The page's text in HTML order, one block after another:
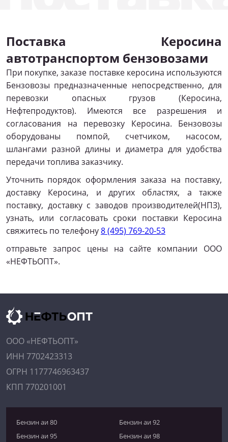
Поставка Керосина
автотранспортом бензовозами
При покупке, заказе поставке керосина используются
Бензовозы предназначенные непосредственно, для
перевозки опасных грузов (Керосина,
Нефтепродуктов). Имеются все разрешения и
согласования на перевозку Керосина. Бензовозы
оборудованы помпой, счетчиком, насосом,
шлангами разной длины и диаметра для удобства
передачи топлива заказчику.
Уточнить порядок оформления заказа на поставку,
доставку Керосина, и других областях, а также
поставку, доставку с заводов производителей(НПЗ),
узнать, или согласовать сроки поставки Керосина
свяжитесь по телефону8 (495) 769-20-53
отправьте запрос цены на сайте компании ООО
«НЕФТЬОПТ».
ООО «НЕФТЬОПТ»
ИНН 7702423313
ОГРН 1177746963437
КПП 770201001
Бензин аи 80
Бензин аи 92
Бензин аи 95
Бензин аи 98